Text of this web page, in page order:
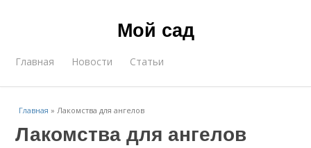
Мой сад
Главная Новости Статьи
Главная »Лакомства для ангелов
Лакомства для ангелов